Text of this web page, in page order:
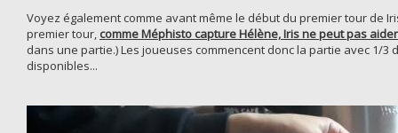
Voyez également comme avant même le début du premier tour de
premier tour, comme Méphisto capture Hélène, Iris ne peut pas
dans une partie.) Les joueuses commencent donc la partie avec 1/
disponibles...